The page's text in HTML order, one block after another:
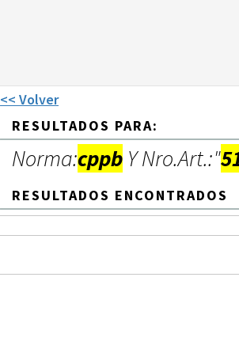
<< Volver
RESULTADOS PARA:
Norma:cppb Y Nro.Art.:"
RESULTADOS ENCONTRADOS